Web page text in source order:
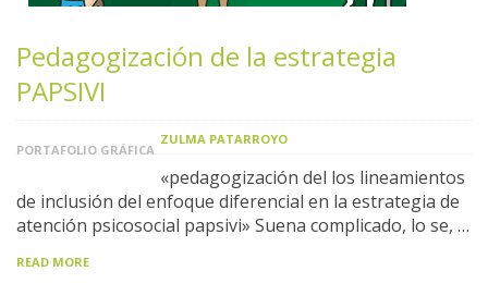
Pedagogización de la estrategia
PAPSIVI
PORTAFOLIO GRÁFICA
ZULMA PATARROYO
«pedagogización del los lineamientos
de inclusión del enfoque diferencial en la estrategia de
atención psicosocial papsivi» Suena complicado, lo se, …
READ MORE